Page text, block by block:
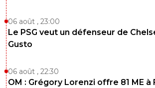
06 août , 23:00
Le PSG veut un défenseur de
Gusto
06 août , 22:30
OM : Grégory Lorenzi offre 81 ME à